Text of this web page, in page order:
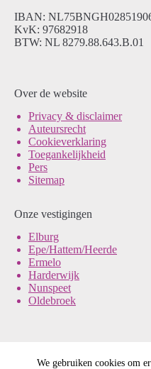
We gebruiken cookies om
IBAN:
KvK: 97682918
BTW: NL 8279.88.643.B.01
Onze vestigingen
Elburg
Epe/Hattem/Heerde
Ermelo
Harderwijk
Nunspeet
Oldebroek
Over de website
Privacy & disclaimer
Auteursrecht
Cookieverklaring
Toegankelijkheid
Pers
Sitemap